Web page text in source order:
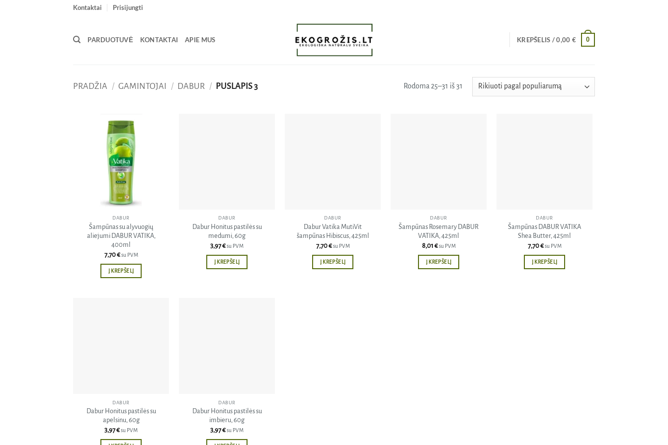
Kontaktai Prisijungti
PARDUOTUVĖ KONTAKTAI APIE MUS KREPŠELIS /0,00 € 0
PRADŽIA / GAMINTOJAI / DABUR / PUSLAPIS 3 Rodoma 25–31 iš 31 Rūšiuojama
pagal
DABUR
Šampūnas su alyvuogių
aliejumi DABUR VATIKA,
400ml
7,70€ su PVM
Į KREPŠELĮ
DABUR
Dabur Honitus pastilės su
medumi, 60g
3,97€su PVM
Į KREPŠELĮ
DABUR
Dabur Vatika MutiVit
šampūnas Hibiscus, 425ml
7,70€ su PVM
Į KREPŠELĮ
DABUR
Šampūnas Rosemary DABUR
VATIKA, 425ml
8,01 € su PVM
Į KREPŠELĮ
DABUR
Šampūnas DABUR VATIKA
Shea Butter, 425ml
7,70€ su PVM
Į KREPŠELĮ
DABUR
Dabur Honitus pastilės su
apelsinu, 60g
3,97€su PVM
DABUR
Dabur Honitus pastilės su
imbieru, 60g
3,97€su PVM